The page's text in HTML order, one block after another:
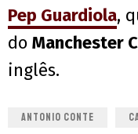
Pep Guardiola,
do Manchester
inglês.
ANTONIO CONTE